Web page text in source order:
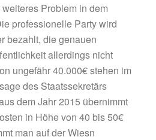
Problem in dem
professionelle Party wird
bezahlt, die genauen
allerdings nicht
ungefähr 40.000€ stehen im
des Staatssekretärs
dem Jahr 2015 übernimmt
in Höhe von 40 bis 50€
man auf der Wiesn